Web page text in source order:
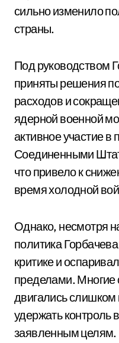
сильно изменило
страны.
Под руководством
приняты решения
расходов и
ядерной военной
активное участие в
Соединенными
что привело к
время холодной
Однако, несмотря
политика
критике и
пределами. Многие
двигались
удержать контроль
заявленным целям.